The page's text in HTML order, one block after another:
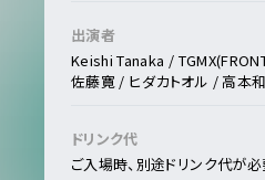
出演者
Keishi Tanaka /
佐藤寛 / ヒダカトオル / 高本
ドリンク代
ご入場時、別途ドリンク代が